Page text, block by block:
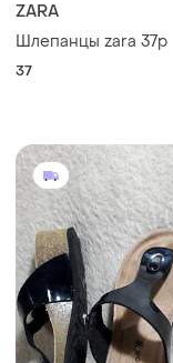
ZARA
Шлепанцы zara 37р
37